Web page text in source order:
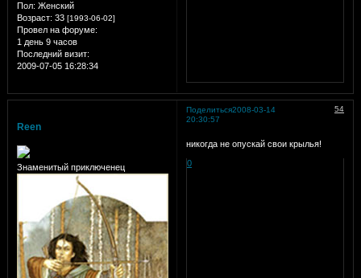
Пол: Женский
Возраст: 33 [1993-06-02]
Провел на форуме:
1 день 9 часов
Последний визит:
2009-07-05 16:28:34
Поделиться 54
2008-03-14
20:30:57
Reen
Знаменитый приключенец
никогда не опускай свои крылья!
0